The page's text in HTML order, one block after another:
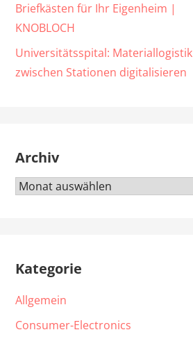
Briefkästen für Ihr Eigenheim |
KNOBLOCH
Universitätsspital: Materiallogistik
zwischen Stationen digitalisieren
Archiv
Archiv
Kategorie
Allgemein
Consumer-Electronics